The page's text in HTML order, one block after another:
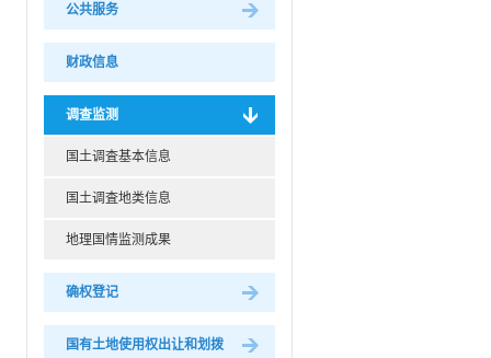
公共服务
财政信息
调查监测
国土调査基本信息
国土调査地类信息
地理国情监测成果
确权登记
国有土地使用权出让和划拨